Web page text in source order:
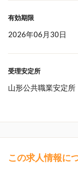
有効期限
2026年06月30日
受理安定所
山形公共職業安定所
この求人情報に